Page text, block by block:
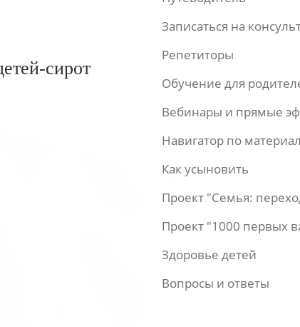
сирот
Записаться на
Репетиторы
Обучение для
Вебинары и прямые
Навигатор по
Как усыновить
Проект "Семья:
Проект "1000 первых
Здоровье детей
Вопросы и ответы